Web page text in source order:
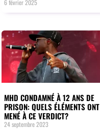
6 février 2025
MHD CONDAMNÉ À 12 ANS DE
PRISON: QUELS ÉLÉMENTS ONT
MENÉ À CE VERDICT?
24 septembre 2023